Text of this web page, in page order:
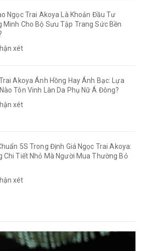
Ngọc Trai Akoya Là Khoản Đầu Tư
Minh Cho Bộ Sưu Tập Trang Sức Bền
xét
Akoya Ánh Hồng Hay Ánh Bạc: Lựa
Tôn Vinh Làn Da Phụ Nữ Á Đông?
xét
5S Trong Định Giá Ngọc Trai Akoya:
Chi Tiết Nhỏ Mà Người Mua Thường Bỏ
xét